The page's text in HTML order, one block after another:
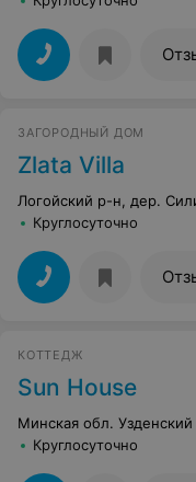
ЗАГОРОДНЫЙ ДОМ
Zlata Villa
Логойский р-н, дер.
Круглосуточно
КОТТЕДЖ
Sun House
Минская обл. Узденский
Круглосуточно